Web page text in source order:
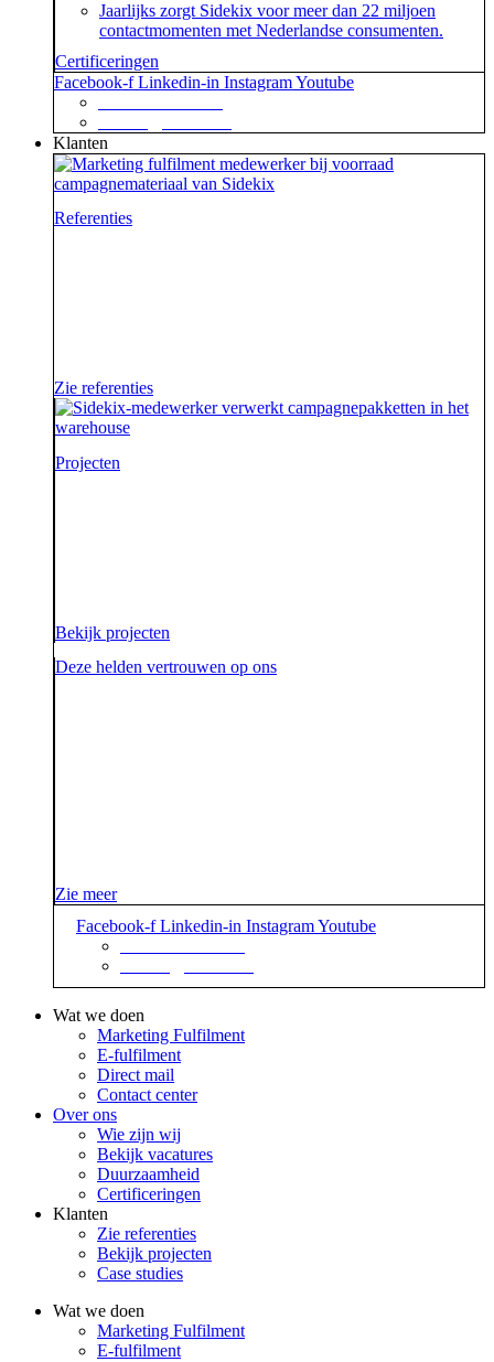
Jaarlijks zorgt Sidekix voor meer dan 22 miljoen
contactmomenten met Nederlandse consumenten.
Certificeringen
Facebook-f Linkedin-in InstagramYoutube
Klanten
Referenties
Zie referenties
Projecten
Bekijk projecten
Deze helden vertrouwen op ons
Zie meer
Facebook-f Linkedin-in InstagramYoutube
Wat we doen
Marketing Fulfilment
E-fulfilment
Direct mail
Contact center
Over ons
Wie zijn wij
Bekijk vacatures
Duurzaamheid
Certificeringen
Klanten
Zie referenties
Bekijk projecten
Case studies
Wat we doen
Marketing Fulfilment
E-fulfilment